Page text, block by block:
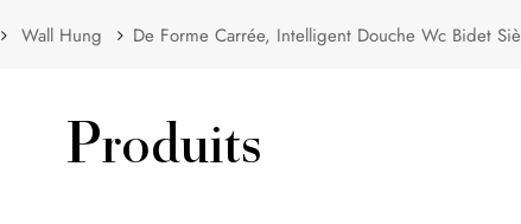
Wall Hung De Forme Carrée, Intelligent Douche Wc Bidet
Produits